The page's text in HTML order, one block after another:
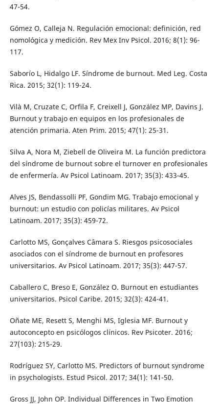
47-54.
Gómez O, Calleja N. Regulación emocional: definición, red
nomológica y medición. Rev Mex Inv Psicol. 2016; 8(1): 96-
117.
Saborío L, Hidalgo LF. Síndrome de burnout. Med Leg. Costa
Rica. 2015; 32(1): 119-24.
Vilà M, Cruzate C, Orfila F, Creixell J, González MP, Davins J.
Burnout y trabajo en equipos en los profesionales de
atención primaria. Aten Prim. 2015; 47(1): 25-31.
Silva A, Nora M, Ziebell de Oliveira M. La función predictora
del síndrome de burnout sobre el turnover en profesionales
de enfermería. Av Psicol Latinoam. 2017; 35(3): 433-45.
Alves JS, Bendassolli PF, Gondim MG. Trabajo emocional y
burnout: un estudio con policías militares. Av Psicol
Latinoam. 2017; 35(3): 459-72.
Carlotto MS, Gonçalves Câmara S. Riesgos psicosociales
asociados con el síndrome de burnout en profesores
universitarios. Av Psicol Latinoam. 2017; 35(3): 447-57.
Caballero C, Breso E, González O. Burnout en estudiantes
universitarios. Psicol Caribe. 2015; 32(3): 424-41.
Oñate ME, Resett S, Menghi MS, Iglesia MF. Burnout y
autoconcepto en psicólogos clínicos. Rev Psicoter. 2016;
27(103): 215-29.
Rodríguez SY, Carlotto MS. Predictors of burnout syndrome
in psychologists. Estud Psicol. 2017; 34(1): 141-50.
Gross JJ, John OP. Individual Differences in Two Emotion